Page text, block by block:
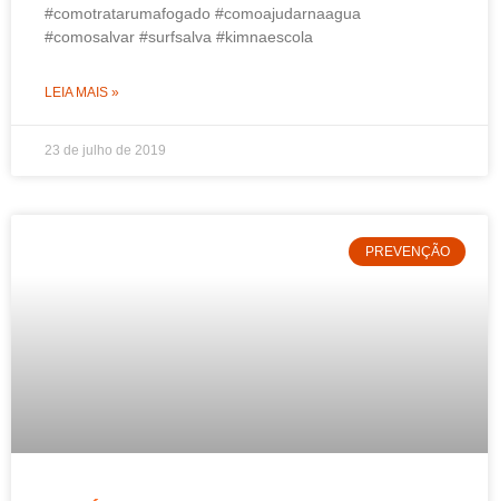
#comotratarumafogado #comoajudarnaagua
#comosalvar #surfsalva #kimnaescola
LEIA MAIS »
23 de julho de 2019
PREVENÇÃO